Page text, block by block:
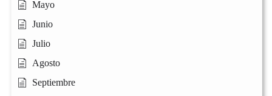
Mayo
Junio
Julio
Agosto
Septiembre